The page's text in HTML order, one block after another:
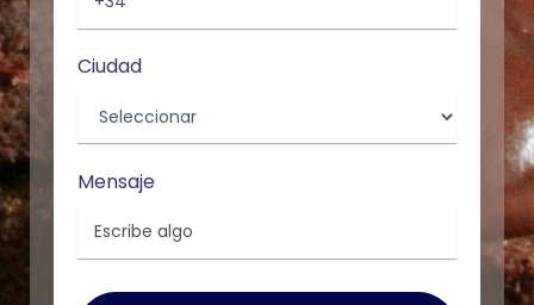
Ciudad
Mensaje